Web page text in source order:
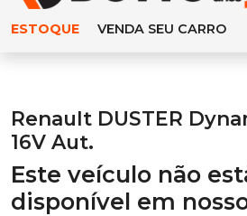
ESTOQUE VENDA SEU CARRO
Renault DUSTER
16V Aut.
Este veículo não
disponível em